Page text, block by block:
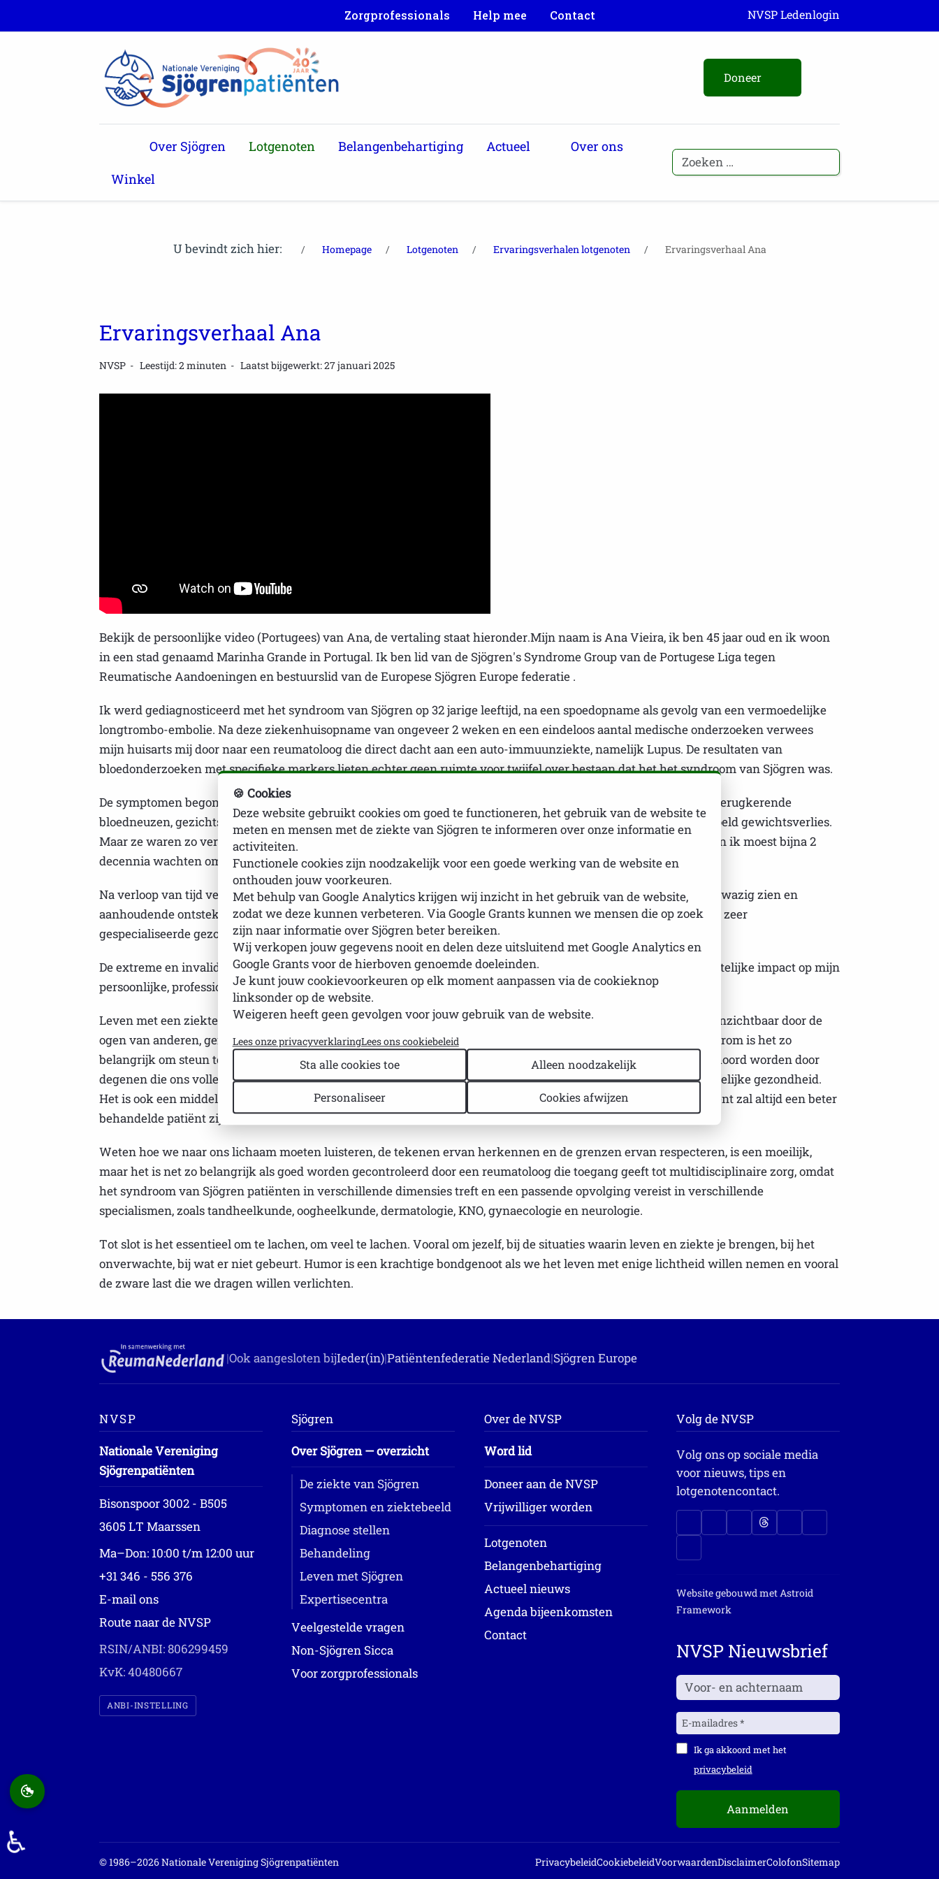
Zorgprofessionals Help mee Contact NVSP Ledenlogin
Doneer
Over Sjögren Lotgenoten Belangenbehartiging Actueel
Over ons
Winkel
U bevindt zich hier: Homepage Lotgenoten Ervaringsverhalen lotgenoten Ervaringsverhaal Ana
Ervaringsverhaal Ana
NVSP Leestijd: 2 minuten Laatst bijgewerkt: 27 januari 2025
Bekijk de persoonlijke video (Portugees) van Ana, de vertaling staat hieronder.Mijn naam is Ana Vieira, ik ben 45 jaar oud en ik woon
in een stad genaamd Marinha Grande in Portugal. Ik ben lid van de Sjögren's Syndrome Group van de Portugese Liga tegen
Reumatische Aandoeningen en bestuurslid van de Europese Sjögren Europe federatie .
Ik werd gediagnosticeerd met het syndroom van Sjögren op 32 jarige leeftijd, na een spoedopname als gevolg van een vermoedelijke
longtrombo-embolie. Na deze ziekenhuisopname van ongeveer 2 weken en een eindeloos aantal medische onderzoeken verwees
mijn huisarts mij door naar een reumatoloog die direct dacht aan een auto-immuunziekte, namelijk Lupus. De resultaten van
bloedonderzoeken met specifieke markers lieten echter geen ruimte voor twijfel over bestaan dat het het syndroom van Sjögren was.
De symptomen begonnen in mijn tienerjaren: episodes van acute ontsteking van de speekselklieren met koorts, terugkerende
bloedneuzen, gezichtsverlamming, constante spier- en gewrichtspijn, tandbederf, frequente duizeligheid, onbedoeld gewichtsverlies.
Maar ze waren zo verschillend en zo a-specifiek dat geen enkele arts ze kon relateren aan een bepaalde ziekte, en ik moest bijna 2
decennia wachten om een diagnose te krijgen.
Na verloop van tijd verschenen andere complicaties, zoals het fenomeen van Raynaud, hoornvlieslaesies, uveïtis, wazig zien en
aanhoudende ontsteking van de lymfeklieren in de oksels. Gelukkig heb ik de afgelopen 3 jaar toegang gehad tot zeer
gespecialiseerde gezondheidszorg en neem ik momenteel deel aan een veelbelovende fase 2 klinische studie.
De extreme en invaliderende vermoeidheid en de moeite om me te concentreren en te denken hebben een onmetelijke impact op mijn
persoonlijke, professionele en sociale leven.
Leven met een ziekte zonder genezing en nog steeds geen goedgekeurde behandeling, zeer onvoorspelbaar en onzichtbaar door de
ogen van anderen, genereert enorm onbegrip en een enorme emotionele last die erg moeilijk te beheersen is. Daarom is het zo
belangrijk om steun te zoeken bij patiëntenorganisaties: ervaringen delen, open en zonder taboes spreken en gehoord worden door
degenen die ons volledig begrijpen, heeft een onbetaalbaar therapeutisch effect en is fundamenteel voor de geestelijke gezondheid.
Het is ook een middel om toegang te krijgen tot actuele en betrouwbare informatie: een goed geïnformeerde patiënt zal altijd een beter
behandelde patiënt zijn.
Weten hoe we naar ons lichaam moeten luisteren, de tekenen ervan herkennen en de grenzen ervan respecteren, is een moeilijk,
maar het is net zo belangrijk als goed worden gecontroleerd door een reumatoloog die toegang geeft tot multidisciplinaire zorg, omdat
het syndroom van Sjögren patiënten in verschillende dimensies treft en een passende opvolging vereist in verschillende
specialismen, zoals tandheelkunde, oogheelkunde, dermatologie, KNO, gynaecologie en neurologie.
Tot slot is het essentieel om te lachen, om veel te lachen. Vooral om jezelf, bij de situaties waarin leven en ziekte je brengen, bij het
onverwachte, bij wat er niet gebeurt. Humor is een krachtige bondgenoot als we het leven met enige lichtheid willen nemen en vooral
de zware last die we dragen willen verlichten.
|Ook aangesloten bijIeder(in)|Patiëntenfederatie Nederland|Sjögren Europe
NVSP
Nationale Vereniging
Sjögrenpatiënten
Bisonspoor 3002 - B505
3605 LT Maarssen
Ma–Don: 10:00 t/m 12:00 uur
+31 346 - 556 376
E-mail ons
Route naar de NVSP
RSIN/ANBI: 806299459
KvK: 40480667
ANBI-INSTELLING
Sjögren
Over Sjögren — overzicht
De ziekte van Sjögren
Symptomen en ziektebeeld
Diagnose stellen
Behandeling
Leven met Sjögren
Expertisecentra
Veelgestelde vragen
Non-Sjögren Sicca
Voor zorgprofessionals
Over de NVSP
Word lid
Doneer aan de NVSP
Vrijwilliger worden
Lotgenoten
Belangenbehartiging
Actueel nieuws
Agenda bijeenkomsten
Contact
Volg de NVSP
Volg ons op sociale media
voor nieuws, tips en
lotgenotencontact.
Website gebouwd met Astroid
Framework
NVSP Nieuwsbrief
Ik ga akkoord met het
privacybeleid
Aanmelden
© 1986–2026 Nationale Vereniging Sjögrenpatiënten PrivacybeleidCookiebeleidVoorwaardenDisclaimerColofonSitemap
🍪 Cookies
Deze website gebruikt cookies om goed te functioneren, het gebruik van de website te
meten en mensen met de ziekte van Sjögren te informeren over onze informatie en
activiteiten.
Functionele cookies zijn noodzakelijk voor een goede werking van de website en
onthouden jouw voorkeuren.
Met behulp van Google Analytics krijgen wij inzicht in het gebruik van de website,
zodat we deze kunnen verbeteren. Via Google Grants kunnen we mensen die op zoek
zijn naar informatie over Sjögren beter bereiken.
Wij verkopen jouw gegevens nooit en delen deze uitsluitend met Google Analytics en
Google Grants voor de hierboven genoemde doeleinden.
Je kunt jouw cookievoorkeuren op elk moment aanpassen via de cookieknop
linksonder op de website.
Weigeren heeft geen gevolgen voor jouw gebruik van de website.
Lees onze privacyverklaringLees ons cookiebeleid
Sta alle cookies toe Alleen noodzakelijk
Personaliseer Cookies afwijzen